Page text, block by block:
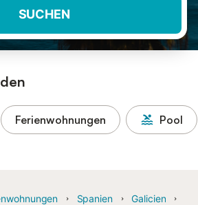
SUCHEN
Ferienwohnungen Pool
Spanien
Galicien